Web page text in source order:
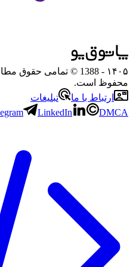
۱۴۰۵
- 1388 © تمامی حقوق
محفوظ است.
ارتباط با ما
تبلیغات
LinkedIn DMCA